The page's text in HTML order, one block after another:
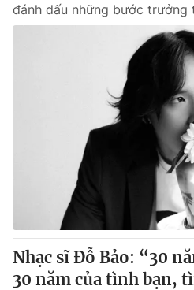
Liên hệ quảng cáo:024-
® Cấm sao chép dưới mọi hình
thuận bằng văn bản. Ghi rõ nguồn
thông tin từ website này.
đánh dấu những bước trưởng
Nhạc sĩ Đỗ Bảo: “30
30 năm của tình bạn,